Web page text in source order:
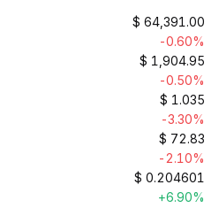
$ 64,391.00
-0.60%
$ 1,904.95
-0.50%
$ 1.035
-3.30%
$ 72.83
-2.10%
$ 0.204601
+6.90%